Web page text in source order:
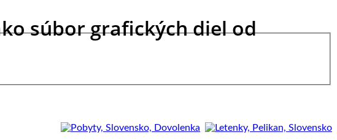
súbor grafických diel od